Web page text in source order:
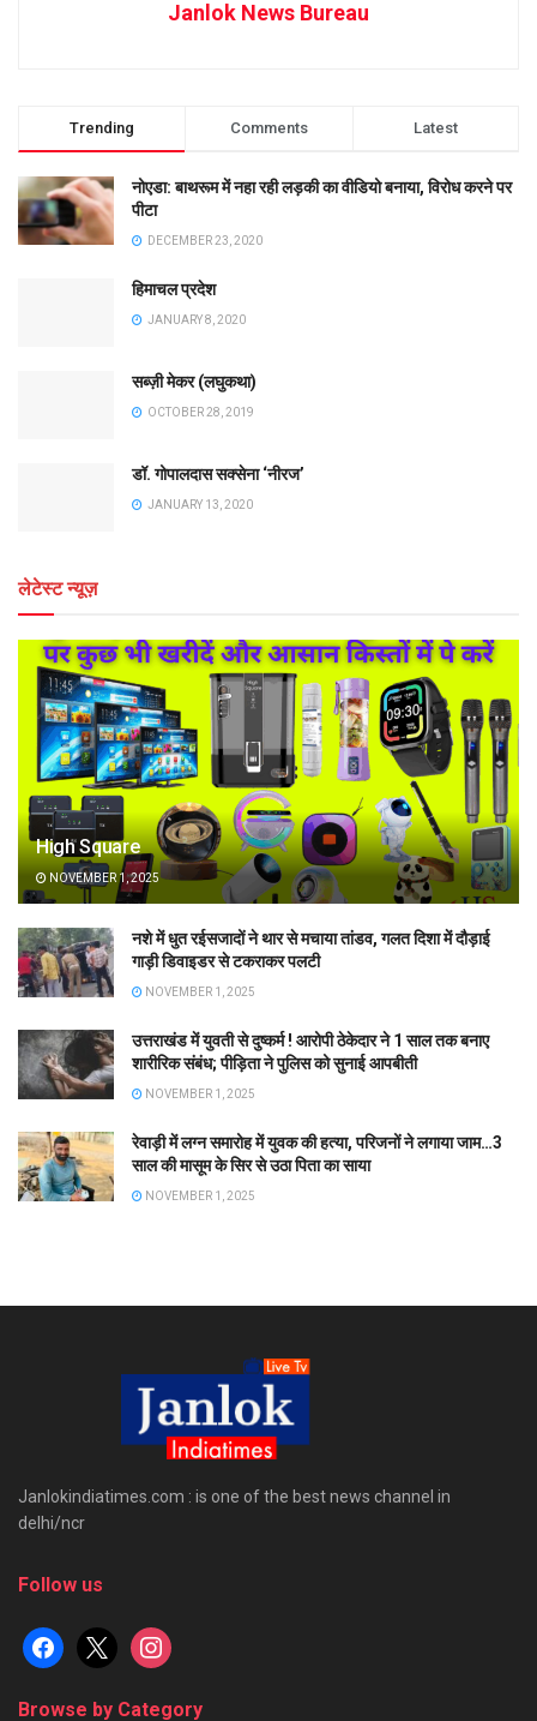
Janlok News Bureau
Trending Comments Latest
नोएडा: बाथरूम में नहा रही लड़की का वीडियो बनाया, विरोध करने पर
पीटा
DECEMBER 23, 2020
हिमाचल प्रदेश
JANUARY 8, 2020
सब्ज़ी मेकर (लघुकथा)
OCTOBER 28, 2019
डॉ. गोपालदास सक्सेना ‘नीरज’
JANUARY 13, 2020
लेटेस्ट न्यूज़
High Square
NOVEMBER 1, 2025
नशे में धुत रईसजादों ने थार से मचाया तांडव, गलत दिशा में दौड़ाई
गाड़ी डिवाइडर से टकराकर पलटी
NOVEMBER 1, 2025
उत्तराखंड में युवती से दुष्कर्म ! आरोपी ठेकेदार ने 1 साल तक बनाए
शारीरिक संबंध; पीड़िता ने पुलिस को सुनाई आपबीती
NOVEMBER 1, 2025
रेवाड़ी में लग्न समारोह में युवक की हत्या, परिजनों ने लगाया जाम…3
साल की मासूम के सिर से उठा पिता का साया
NOVEMBER 1, 2025
Janlokindiatimes.com : is one of the best news channel in
delhi/ncr
Follow us
facebook
x instagram
Browse by Category